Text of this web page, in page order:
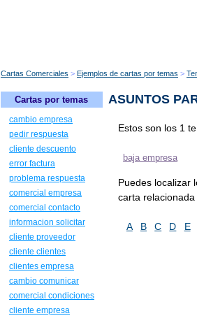
Cartas Comerciales Ejemplos de cartas por temas
ASUNTOS
Estos son los 1
baja empresa
Puedes localizar
carta
A B C D E
Cartas por temas
cambio empresa
pedir respuesta
cliente descuento
error factura
problema respuesta
comercial empresa
comercial contacto
informacion solicitar
cliente proveedor
cliente clientes
clientes empresa
cambio comunicar
comercial condiciones
cliente empresa